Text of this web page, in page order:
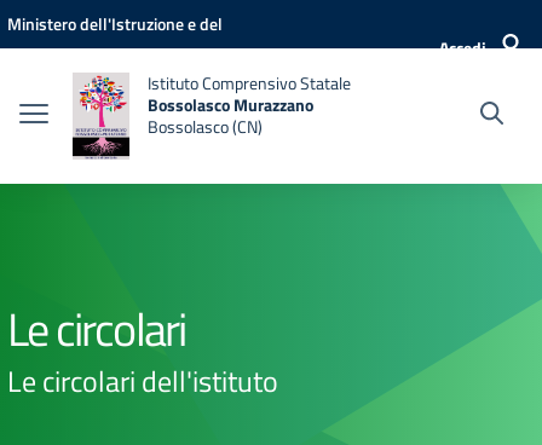
Vai ai contenuti
Vai al menu di navigazione
Vai al footer
Ministero dell'Istruzione e del
Accedi
Istituto Comprensivo Statale
Bossolasco Murazzano
Bossolasco (CN)
Le circolari
Le circolari dell'istituto